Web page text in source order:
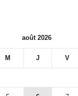
août 2026
M J V